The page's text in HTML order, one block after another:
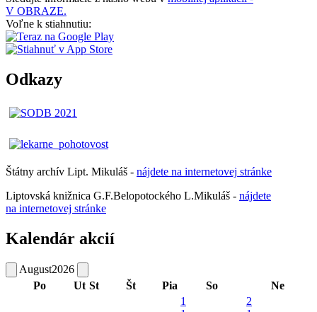
V OBRAZE.
Voľne k stiahnutiu:
Odkazy
Štátny archív Lipt. Mikuláš - nájdete na internetovej stránke
Liptovská knižnica G.F.Belopotockého L.Mikuláš - nájdete
na internetovej stránke
Kalendár akcií
August2026
Po
Ut St Št Pia So Ne
1
2